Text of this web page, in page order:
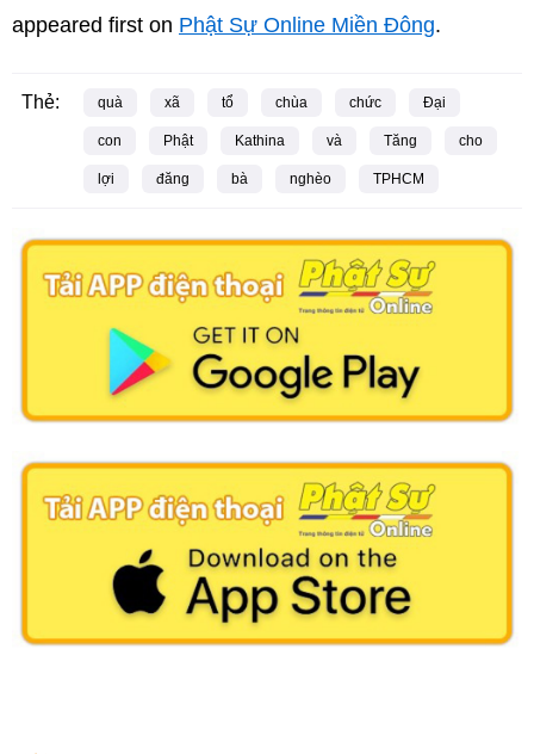
appeared first on Phật Sự Online Miền Đông.
Thẻ: quà xã tổ chùa chức Đại
con Phật Kathina và Tăng cho
lợi đăng bà nghèo TPHCM